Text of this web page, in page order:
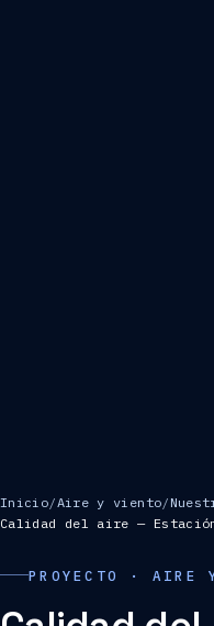
Inicio/Aire y viento/
Calidad del aire —
PROYECTO · AIRE